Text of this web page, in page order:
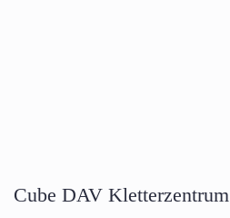
Cube DAV Kletterzentrum